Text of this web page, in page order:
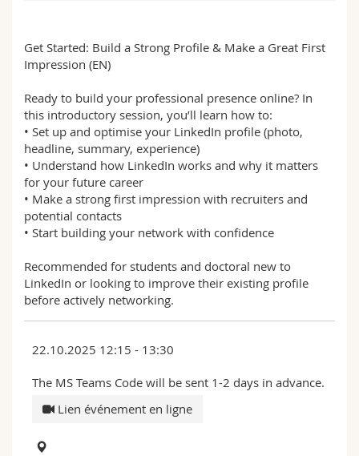
Interfacultaire
Doctorants
Programme des cours
MyUnifr
Get Started: Build a Strong Profile & Make a Great First
Impression (EN)
Ready to build your professional presence online? In
this introductory session, you’ll learn how to:
• Set up and optimise your LinkedIn profile (photo,
headline, summary, experience)
• Understand how LinkedIn works and why it matters
for your future career
• Make a strong first impression with recruiters and
potential contacts
• Start building your network with confidence
Recommended for students and doctoral new to
LinkedIn or looking to improve their existing profile
before actively networking.
22.10.2025 12:15 - 13:30
The MS Teams Code will be sent 1-2 days in advance.
Lien événement en ligne